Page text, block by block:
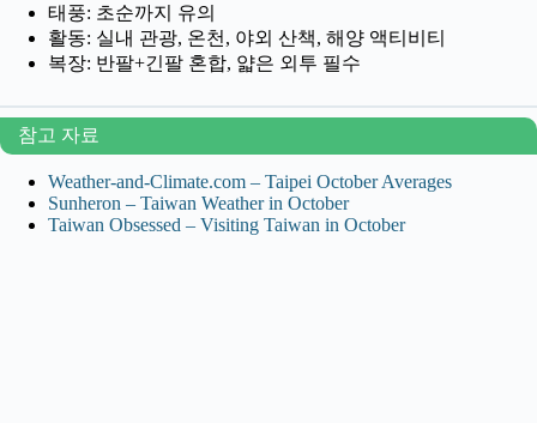
태풍: 초순까지 유의
활동: 실내 관광, 온천, 야외 산책, 해양 액티비티
복장: 반팔+긴팔 혼합, 얇은 외투 필수
참고 자료
Weather‑and‑Climate.com – Taipei October Averages
Sunheron – Taiwan Weather in October
Taiwan Obsessed – Visiting Taiwan in October